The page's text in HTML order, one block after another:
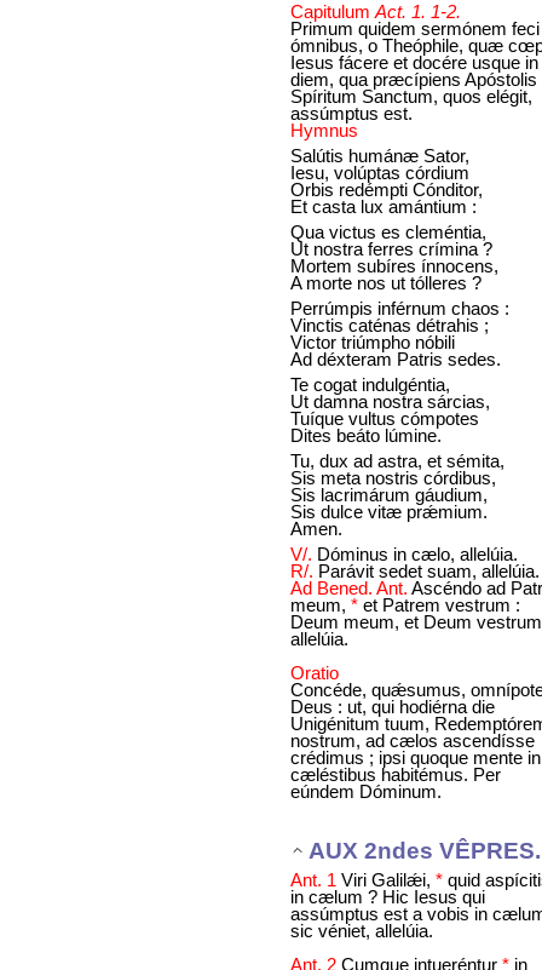
Capitulum Act. 1. 1-2.
Primum quidem sermónem
ómnibus, o Theóphile, quæ
Iesus fácere et docére usque in
diem, qua præcípiens Apóstolis
Spíritum Sanctum, quos elégit,
assúmptus est.
Hymnus
Salútis humánæ Sator,
Iesu, volúptas córdium
Orbis redémpti Cónditor,
Et casta lux amántium :
Qua victus es cleméntia,
Ut nostra ferres crímina ?
Mortem subíres ínnocens,
A morte nos ut tólleres ?
Perrúmpis inférnum chaos :
Vinctis caténas détrahis ;
Victor triúmpho nóbili
Ad déxteram Patris sedes.
Te cogat indulgéntia,
Ut damna nostra sárcias,
Tuíque vultus cómpotes
Dites beáto lúmine.
Tu, dux ad astra, et sémita,
Sis meta nostris córdibus,
Sis lacrimárum gáudium,
Sis dulce vitæ prǽmium.
Amen.
V/. Dóminus in cælo, allelúia.
R/. Parávit sedet suam, allelúia.
Ad Bened. Ant. Ascéndo ad
meum, * et Patrem vestrum :
Deum meum, et Deum
allelúia.
Oratio
Concéde, quǽsumus,
Deus : ut, qui hodiérna die
Unigénitum tuum,
nostrum, ad cælos ascendísse
crédimus ; ipsi quoque mente in
cæléstibus habitémus. Per
eúndem Dóminum.
AUX 2ndes VÊPRES.
Ant. 1 Viri Galilǽi, * quid
in cælum ? Hic Iesus qui
assúmptus est a vobis in
sic véniet, allelúia.
Ant. 2 Cumque intueréntur * in